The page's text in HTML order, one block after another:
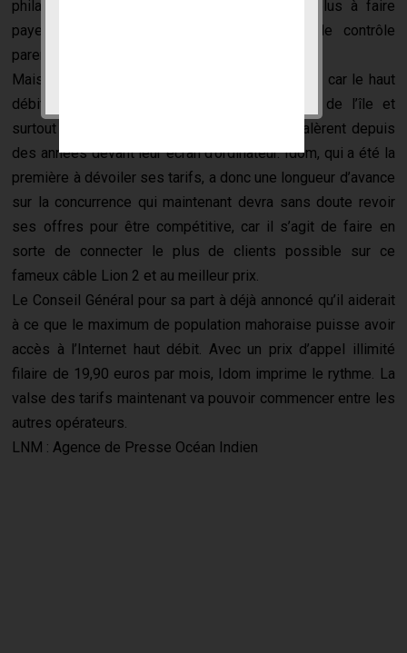
philanthropie, trouveront toujours des petits plus à faire
payer comme la location du routeur Wi-fi, le contrôle
parental, la connexion au téléphone.
Mais en fin de compte le consommateur paiera, car le haut
débit changera la vie de nombre d’habitants de l’île et
surtout d’entreprises, qui au lieu de surfer, galèrent depuis
des années devant leur écran d’ordinateur. Idom, qui a été la
première à dévoiler ses tarifs, a donc une longueur d’avance
sur la concurrence qui maintenant devra sans doute revoir
ses offres pour être compétitive, car il s’agit de faire en
sorte de connecter le plus de clients possible sur ce
fameux câble Lion 2 et au meilleur prix.
Le Conseil Général pour sa part à déjà annoncé qu’il aiderait
à ce que le maximum de population mahoraise puisse avoir
accès à l’Internet haut débit. Avec un prix d’appel illimité
filaire de 19,90 euros par mois, Idom imprime le rythme. La
valse des tarifs maintenant va pouvoir commencer entre les
autres opérateurs.
LNM : Agence de Presse Océan Indien